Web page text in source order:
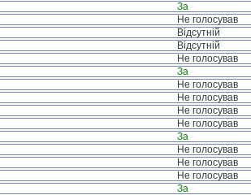
За
Не голосував
Відсутній
Відсутній
Не голосував
За
Не голосував
Не голосував
Не голосував
Не голосував
За
Не голосував
Не голосував
Не голосував
За